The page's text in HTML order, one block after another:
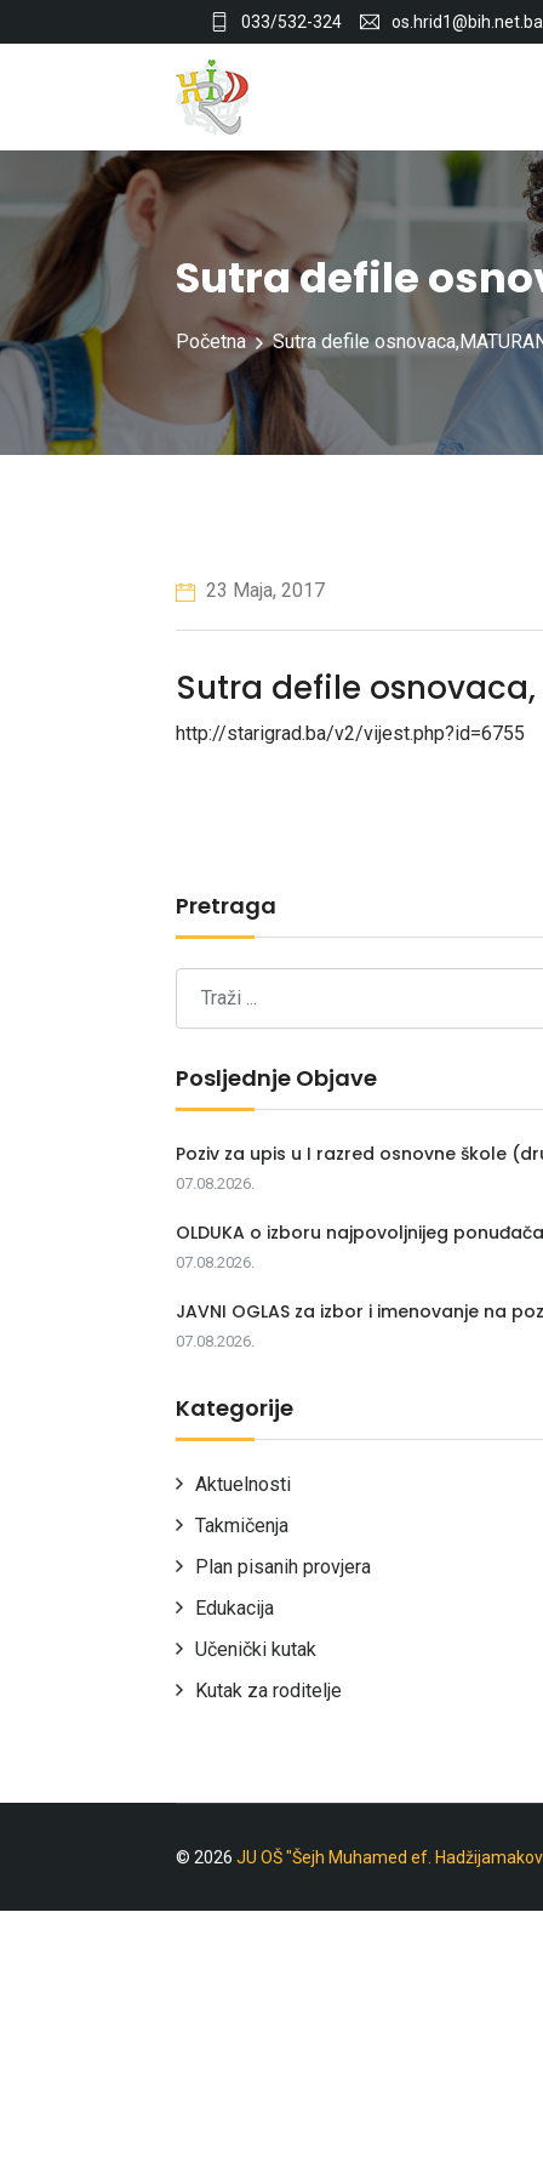
033/532-324 os.hrid1@bih.net.ba
Sutra defile
Početna Sutra defile
23 Maja, 2017
Sutra defile
http://starigrad.ba/v2/vijest.php?id=6755
Pretraga
Posljednje Objave
Poziv za upis u I razred osnovne škole
07.08.2026.
OLDUKA o izboru najpovoljnijeg
07.08.2026.
JAVNI OGLAS za izbor i imenovanje na
07.08.2026.
Kategorije
Aktuelnosti
Takmičenja
Plan pisanih provjera
Edukacija
Učenički kutak
Kutak za roditelje
© 2026 JU OŠ "Šejh Muhamed ef.